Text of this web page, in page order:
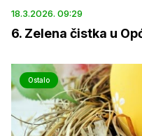
18.3.2026. 09:29
6. Zelena čistka u
Ostalo